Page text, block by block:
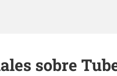
sobre